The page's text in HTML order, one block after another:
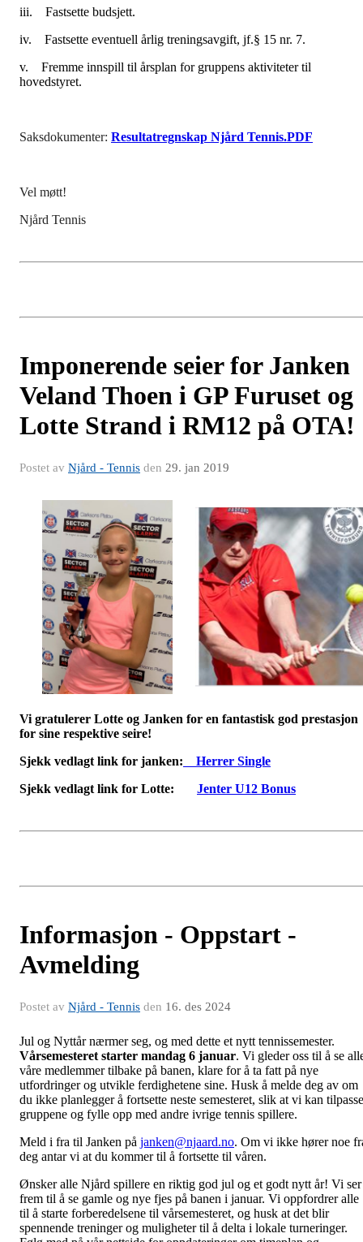
iii. Fastsette budsjett.
iv. Fastsette eventuell årlig treningsavgift, jf.§ 15 nr. 7.
v. Fremme innspill til årsplan for gruppens aktiviteter til
hovedstyret.
Saksdokumenter: Resultatregnskap Njård Tennis.PDF
Vel møtt!
Njård Tennis
Imponerende seier for Janken
Veland Thoen i GP Furuset og
Lotte Strand i RM12 på OTA!
Postet av Njård - Tennis den 29. jan 2019
Vi gratulerer Lotte og Janken for en fantastisk god prestasjon
for sine respektive seire!
Sjekk vedlagt link for janken: Herrer Single
Sjekk vedlagt link for Lotte: Jenter U12 Bonus
Informasjon - Oppstart -
Avmelding
Postet av Njård - Tennis den 16. des 2024
Jul og Nyttår nærmer seg, og med dette et nytt tennissemester.
Vårsemesteret starter mandag 6 januar. Vi gleder oss til å se
våre medlemmer tilbake på banen, klare for å ta fatt på nye
utfordringer og utvikle ferdighetene sine. Husk å melde deg av om
du ikke planlegger å fortsette neste semesteret, slik at vi kan tilpasse
gruppene og fylle opp med andre ivrige tennis spillere.
Meld i fra til Janken på janken@njaard.no. Om vi ikke hører noe
deg antar vi at du kommer til å fortsette til våren.
Ønsker alle Njård spillere en riktig god jul og et godt nytt år! Vi ser
frem til å se gamle og nye fjes på banen i januar. Vi oppfordrer alle
til å starte forberedelsene til vårsemesteret, og husk at det blir
spennende treninger og muligheter til å delta i lokale turneringer.